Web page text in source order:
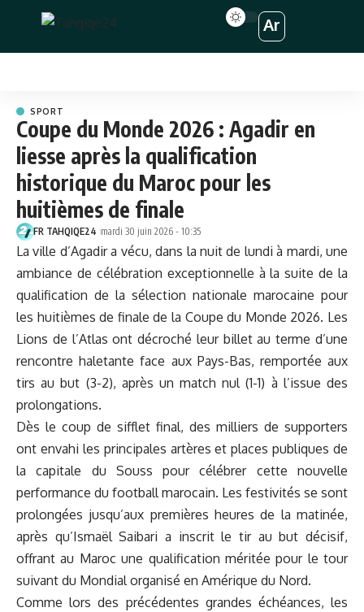
Ar
SPORT
Coupe du Monde 2026 : Agadir en
liesse après la qualification
historique du Maroc pour les
huitièmes de finale
FR TAHQIQE24 mardi 30 juin 2026 - 10:35
La ville d’Agadir a vécu, dans la nuit de lundi à mardi, une
ambiance de célébration exceptionnelle à la suite de la
qualification de la sélection nationale marocaine pour
les huitièmes de finale de la Coupe du Monde 2026. Les
Lions de l’Atlas ont décroché leur billet au terme d’une
rencontre haletante face aux Pays-Bas, remportée aux
tirs au but (3-2), après un match nul (1-1) à l’issue des
prolongations.
Dès le coup de sifflet final, des milliers de supporters
ont envahi les principales artères et places publiques de
la capitale du Souss pour célébrer cette nouvelle
performance du football marocain. Les festivités se sont
prolongées jusqu’aux premières heures de la matinée,
après qu’Ismaël Saibari a inscrit le tir au but décisif,
offrant au Maroc une qualification méritée pour le tour
suivant du Mondial organisé en Amérique du Nord.
Comme lors des précédentes grandes échéances, les